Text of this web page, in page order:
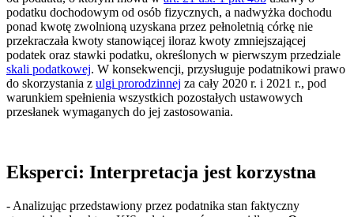
podatku dochodowym od osób fizycznych, a nadwyżka dochodu
ponad kwotę zwolnioną uzyskana przez pełnoletnią córkę nie
przekraczała kwoty stanowiącej iloraz kwoty zmniejszającej
podatek oraz stawki podatku, określonych w pierwszym przedziale
skali podatkowej. W konsekwencji, przysługuje podatnikowi prawo
do skorzystania z ulgi prorodzinnej za cały 2020 r. i 2021 r., pod
warunkiem spełnienia wszystkich pozostałych ustawowych
przesłanek wymaganych do jej zastosowania.
Eksperci: Interpretacja jest korzystna
- Analizując przedstawiony przez podatnika stan faktyczny